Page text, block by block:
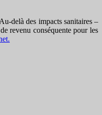
delà des impacts sanitaires –
revenu conséquente pour les